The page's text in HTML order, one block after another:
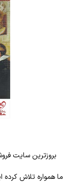
بروزترین سایت
ما همواره تلاش کرده